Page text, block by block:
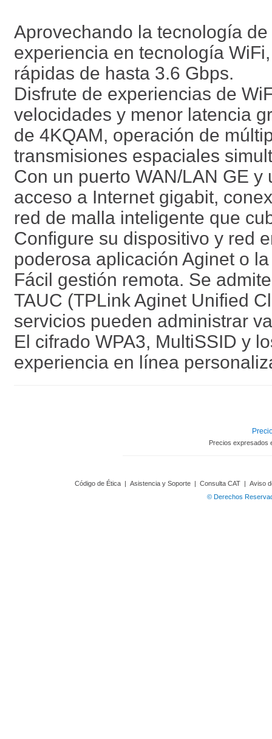
Aprovechando la tecnología
experiencia en tecnología
rápidas de hasta 3.6 Gbps.
Disfrute de experiencias de
velocidades y menor latencia
de 4KQAM, operación de
transmisiones espaciales
Con un puerto WAN/LAN GE
acceso a Internet gigabit,
red de malla inteligente que
Configure su dispositivo y red
poderosa aplicación Aginet o
Fácil gestión remota. Se
TAUC (TPLink Aginet Unified
servicios pueden administrar
El cifrado WPA3, MultiSSID y
experiencia en línea
Precios expresados
Código de Ética | Asistencia y Soporte | Consulta CAT | Aviso
© Derechos